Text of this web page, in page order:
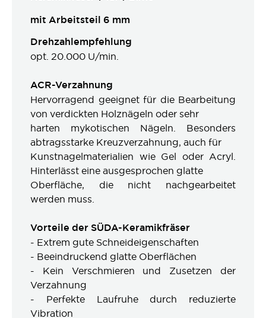
mit Arbeitsteil 6 mm
Drehzahlempfehlung
opt. 20.000 U/min.
ACR-Verzahnung
Hervorragend geeignet für die Bearbeitung
von verdickten Holznägeln oder sehr
harten mykotischen Nägeln. Besonders
abtragsstarke Kreuzverzahnung, auch für
Kunstnagelmaterialien wie Gel oder Acryl.
Hinterlässt eine ausgesprochen glatte
Oberfläche, die nicht nachgearbeitet
werden muss.
Vorteile der SÜDA-Keramikfräser
- Extrem gute Schneideigenschaften
- Beeindruckend glatte Oberflächen
- Kein Verschmieren und Zusetzen der
Verzahnung
- Perfekte Laufruhe durch reduzierte
Vibration